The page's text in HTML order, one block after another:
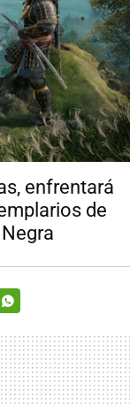
enfrentará
de